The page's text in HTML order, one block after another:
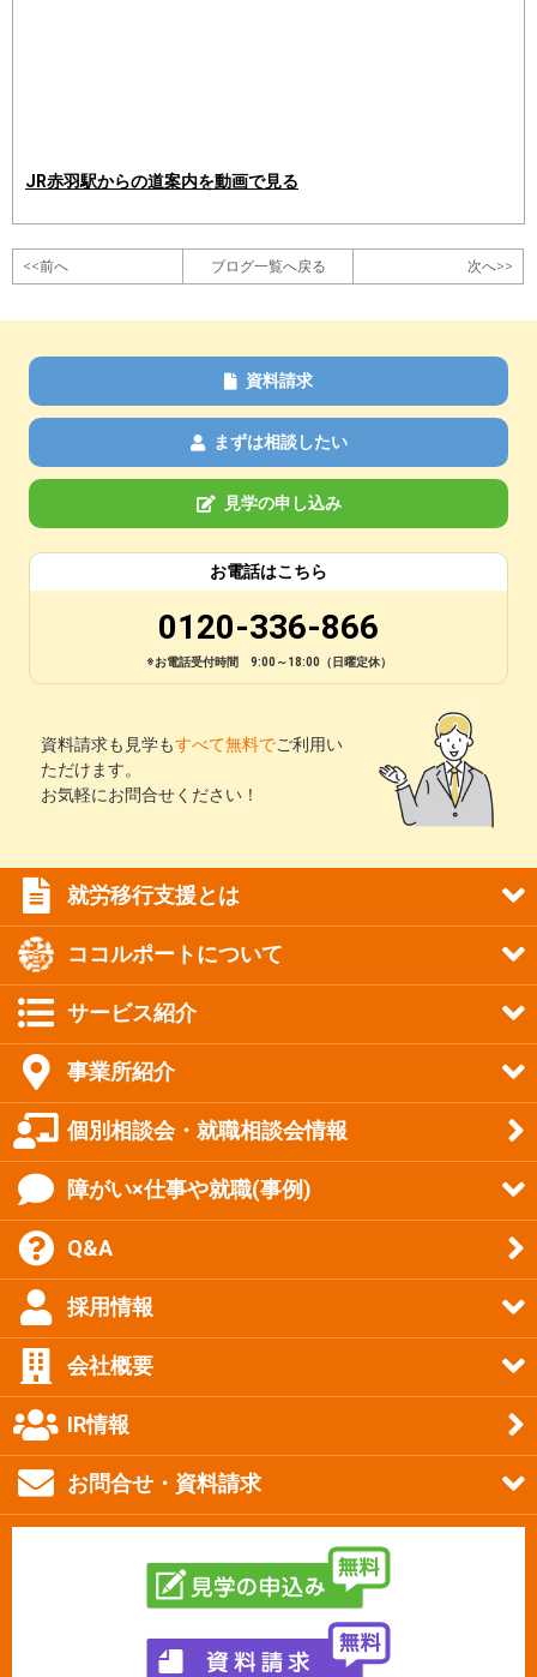
JR赤羽駅からの道案内を動画で見る
<<前へ ブログ一覧へ戻る 次へ>>
資料請求
まずは相談したい
見学の申し込み
お電話はこちら
0120-336-866
※お電話受付時間 9:00～18:00（日曜定休）
資料請求も見学もすべて無料でご利用い
ただけます。
お気軽にお問合せください！
就労移行支援とは
ココルポートについて
サービス紹介
事業所紹介
個別相談会・就職相談会情報
障がい×仕事や就職(事例)
Q&A
採用情報
会社概要
IR情報
お問合せ・資料請求